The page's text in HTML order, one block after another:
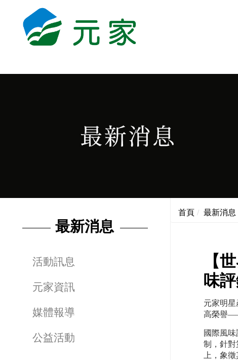
最新消息
活動訊息
元家資訊
媒體報導
公益活動
首頁 最新消息
【
味
元家明星
高榮譽
國際風
制，針對
上，象